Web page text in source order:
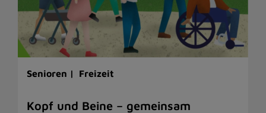
Senioren | Freizeit
Kopf und Beine – gemeinsam